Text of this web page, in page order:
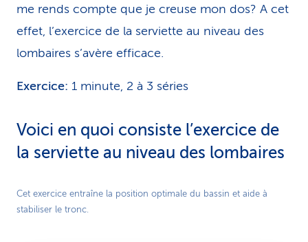
me rends compte que je creuse mon dos? A cet
effet, l’exercice de la serviette au niveau des
lombaires s’avère efficace.
Exercice: 1 minute, 2 à 3 séries
Voici en quoi consiste l’exercice de
la serviette au niveau des lombaires
Play
Cet exercice entraîne la position optimale du bassin et aide à
stabiliser le tronc.